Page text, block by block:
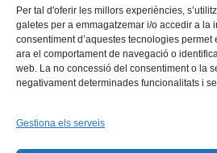
Per tal d'oferir les millors experiències,
galetes per a emmagatzemar i/o accedir a la
consentiment d’aquestes tecnologies permet
ara el comportament de navegació o
web. La no concessió del consentiment o la
negativament determinades funcionalitats i
Gestiona els serveis